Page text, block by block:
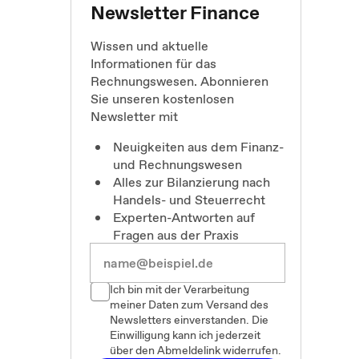
Newsletter Finance
Wissen und aktuelle
Informationen für das
Rechnungswesen. Abonnieren
Sie unseren kostenlosen
Newsletter mit
Neuigkeiten aus dem Finanz-
und Rechnungswesen
Alles zur Bilanzierung nach
Handels- und Steuerrecht
Experten-Antworten auf
Fragen aus der Praxis
Ich bin mit der Verarbeitung
meiner Daten zum Versand des
Newsletters einverstanden. Die
Einwilligung kann ich jederzeit
über den Abmeldelink widerrufen.